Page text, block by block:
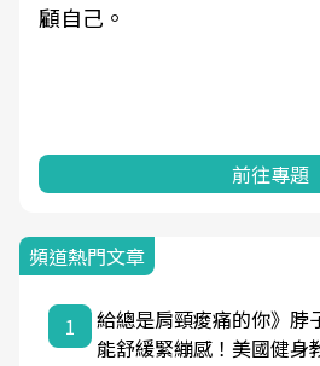
顧自己。
前往專題
頻道熱門文章
1
給總是肩頸痠痛的你》脖
能舒緩緊繃感！美國健身